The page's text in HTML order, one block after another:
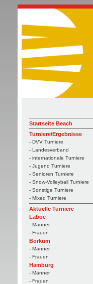
Startseite Beach
Turniere/Ergebnisse
- DVV Turniere
- Landesverband
- internationale Turniere
- Jugend Turniere
- Senioren Turniere
- Snow-Volleyball Turniere
- Sonstige Turniere
- Mixed Turniere
Aktuelle Turniere
Laboe
- Männer
- Frauen
Borkum
- Männer
- Frauen
Hamburg
- Männer
- Frauen